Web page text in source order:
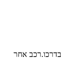
אחר